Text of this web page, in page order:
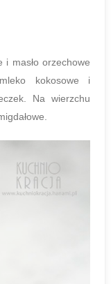
i masło orzechowe
kokosowe i
Na wierzchu